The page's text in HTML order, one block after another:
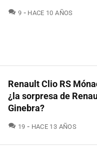
9 COMENTARIOS
HACE 10 AÑOS
Renault Clio RS
¿la sorpresa de
Ginebra?
19 COMENTARIOS
HACE 13 AÑOS